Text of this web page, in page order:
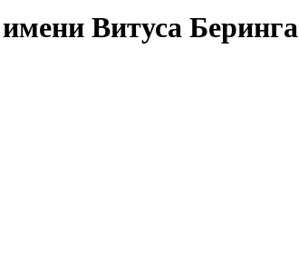
Витуса Беринга